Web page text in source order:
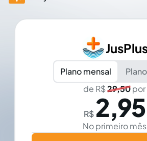
Plano mensal
de R$29,50por
R$ 2,95
No primeiro mês